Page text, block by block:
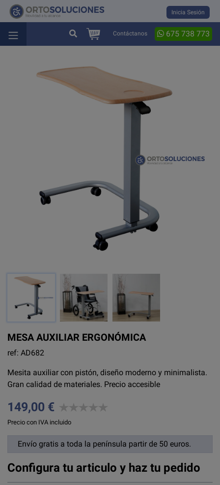
Inicia Sesión
Contáctanos 675 738 773
MESA AUXILIAR ERGONÓMICA
ref: AD682
Mesita auxiliar con pistón, diseño moderno y minimalista.
Gran calidad de materiales. Precio accesible
149,00 €
Precio con IVA incluido
Envío gratis a toda la península partir de 50 euros.
Configura tu articulo y haz tu pedido